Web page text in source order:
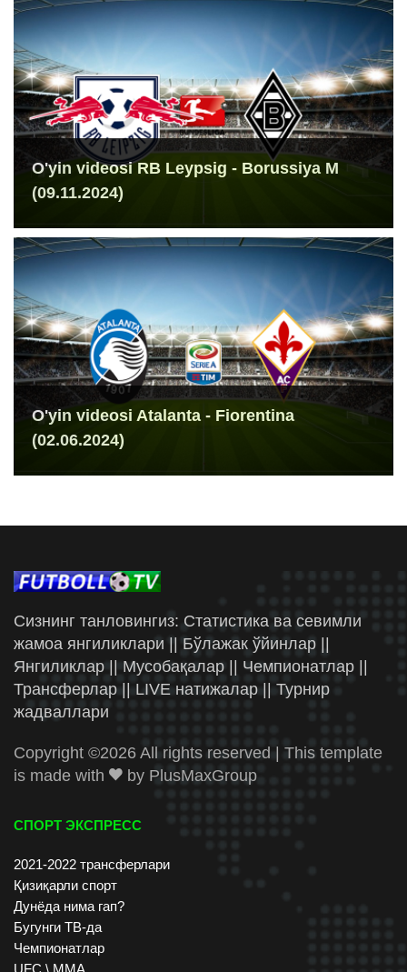
O'yin videosi RB Leypsig - Borussiya M
(09.11.2024)
O'yin videosi Atalanta - Fiorentina
(02.06.2024)
Сизнинг танловингиз: Статистика ва севимли
жамоа янгиликлари || Бўлажак ўйинлар ||
Янгиликлар || Мусобақалар || Чемпионатлар ||
Трансферлар || LIVE натижалар || Турнир
жадваллари
Copyright ©2026 All rights reserved | This template
is made with
by PlusMaxGroup
СПОРТ ЭКСПРЕСС
2021-2022 трансферлари
Қизиқарли спорт
Дунёда нима гап?
Бугунги ТВ-да
Чемпионатлар
UFC \ ММА